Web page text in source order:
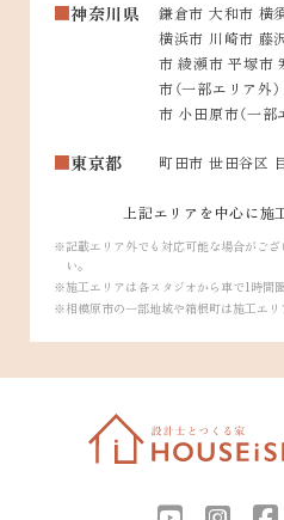
神奈川県
鎌倉市 大和市 横
横浜市 川崎市 藤
市 綾瀬市 平塚市
市（一部エリア外
市 小田原市（一部
東京都 町田市 世田谷区
上記エリアを中心に施
記載エリア外でも対応可能な場合がご
い。
施工エリアは各スタジオから車で1時間
相模原市の一部地域や箱根町は施工エリ